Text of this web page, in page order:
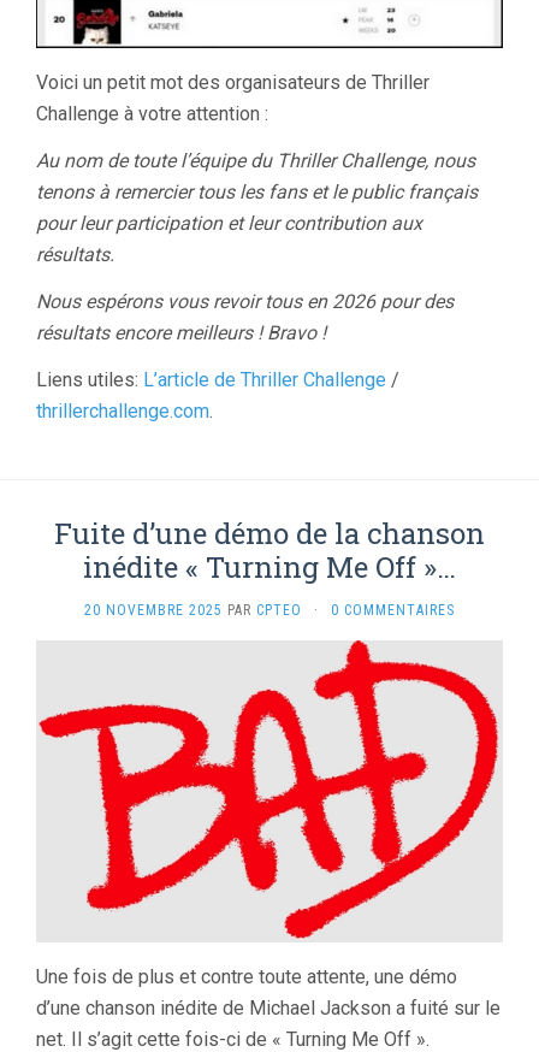
Voici un petit mot des organisateurs de Thriller
Challenge à votre attention :
Au nom de toute l’équipe du Thriller Challenge, nous
tenons à remercier tous les fans et le public français
pour leur participation et leur contribution aux
résultats.
Nous espérons vous revoir tous en 2026 pour des
résultats encore meilleurs ! Bravo !
Liens utiles: L’article de Thriller Challenge /
thrillerchallenge.com.
Fuite d’une démo de la chanson
inédite « Turning Me Off »…
20 NOVEMBRE 2025 PAR CPTEO · 0 COMMENTAIRES
Une fois de plus et contre toute attente, une démo
d’une chanson inédite de Michael Jackson a fuité sur le
net. Il s’agit cette fois-ci de « Turning Me Off ».